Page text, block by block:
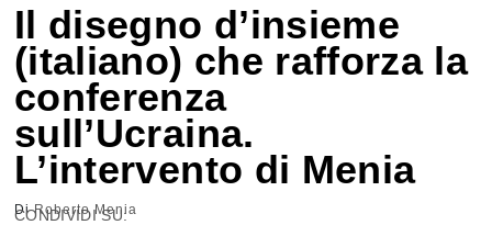
Il disegno d’insieme
(italiano) che rafforza la
conferenza
sull’Ucraina.
L’intervento di Menia
DiRoberto Menia
CONDIVIDI SU: